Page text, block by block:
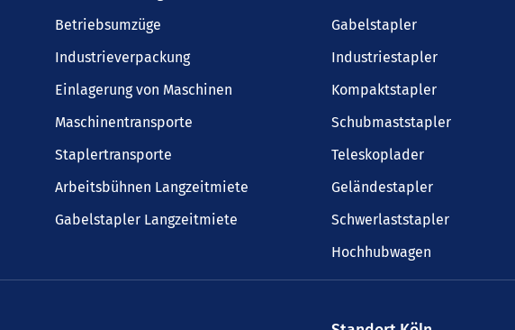
Betriebsumzüge
Industrieverpackung
Einlagerung von Maschinen
Maschinentransporte
Staplertransporte
Arbeitsbühnen Langzeitmiete
Gabelstapler Langzeitmiete
Gabelstapler
Industriestapler
Kompaktstapler
Schubmaststapler
Teleskoplader
Geländestapler
Schwerlaststapler
Hochhubwagen